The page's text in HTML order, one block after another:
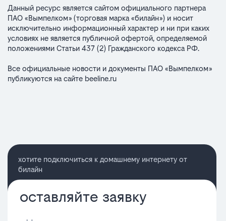
Данный ресурс является сайтом официального партнера
ПАО «Вымпелком» (торговая марка «билайн») и носит
исключительно информационный характер и ни при каких
условиях не является публичной офертой, определяемой
положениями Статьи 437 (2) Гражданского кодекса РФ.
Все официальные новости и документы ПАО «Вымпелком»
публикуются на сайте beeline.ru
хотите подключиться к домашнему интернету от
билайн
оставляйте заявку